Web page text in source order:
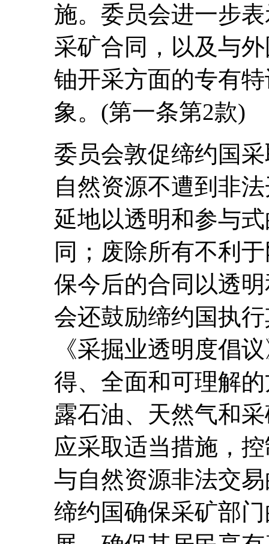
施。委员会进一步
采矿合同，以及与
铀开采方面的专有
象。(第一条第2款)
委员会敦促缔约国
自然资源不遭到非
延地以透明和参与
同；废除所有不利
保今后的合同以透
会还鼓励缔约国执
《采掘业透明度倡
得、全面和可理解
露石油、天然气和
应采取适当措施，
与自然资源非法交
缔约国确保采矿部